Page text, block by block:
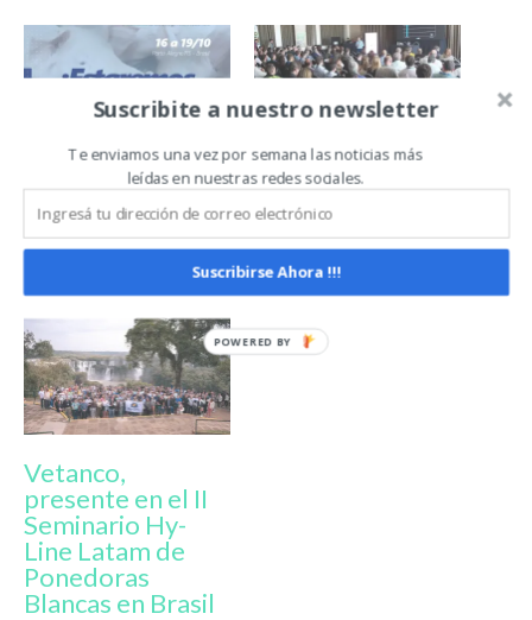
Vetanco participa
en el XX
Congreso
ABRAVES
Vetanco estuvo
presente en el II
Congreso
Porcino del
Atlántico
Vetanco,
presente en el II
Seminario Hy-
Line Latam de
Ponedoras
Blancas en Brasil
Suscribite a nuestro newsletter
Te enviamos una vez por semana las noticias más
leídas en nuestras redes sociales.
Suscribirse Ahora !!!